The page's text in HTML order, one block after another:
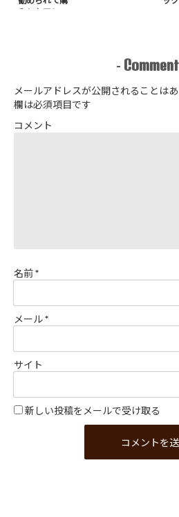
入したアレ
アッ
ッ
-
メールアドレスが公開されることはあ
欄は必須項目です
コメント
名前*
メール*
サイト
新しい投稿をメールで受け取る